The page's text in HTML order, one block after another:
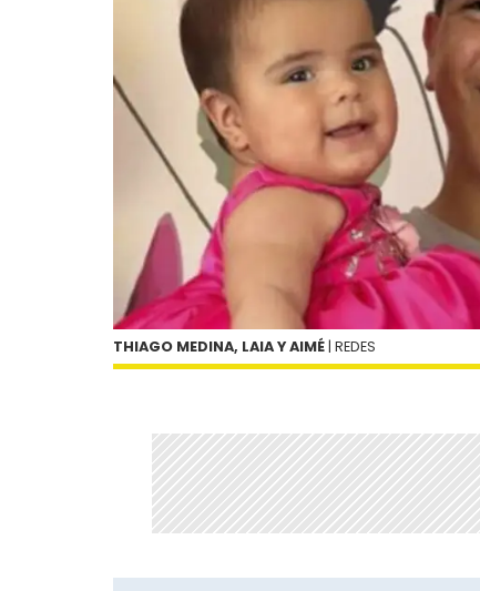
THIAGO MEDINA, LAIA Y AIMÉ | REDES